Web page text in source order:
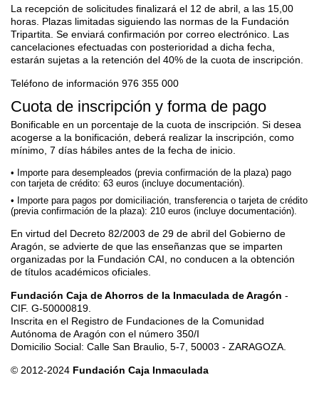
La recepción de solicitudes finalizará el 12 de abril, a las 15,00
horas. Plazas limitadas siguiendo las normas de la Fundación
Tripartita. Se enviará confirmación por correo electrónico. Las
cancelaciones efectuadas con posterioridad a dicha fecha,
estarán sujetas a la retención del 40% de la cuota de inscripción.
Teléfono de información 976 355 000
Cuota de inscripción y forma de pago
Bonificable en un porcentaje de la cuota de inscripción. Si desea
acogerse a la bonificación, deberá realizar la inscripción, como
mínimo, 7 días hábiles antes de la fecha de inicio.
Importe para desempleados (previa confirmación de la plaza) pago
con tarjeta de crédito: 63 euros (incluye documentación).
Importe para pagos por domiciliación, transferencia o tarjeta de crédito
(previa confirmación de la plaza): 210 euros (incluye documentación).
En virtud del Decreto 82/2003 de 29 de abril del Gobierno de
Aragón, se advierte de que las enseñanzas que se imparten
organizadas por la Fundación CAI, no conducen a la obtención
de títulos académicos oficiales.
Fundación Caja de Ahorros de la Inmaculada de Aragón -
CIF. G-50000819.
Inscrita en el Registro de Fundaciones de la Comunidad
Autónoma de Aragón con el número 350/I
Domicilio Social: Calle San Braulio, 5-7, 50003 - ZARAGOZA.
© 2012-2024 Fundación Caja Inmaculada